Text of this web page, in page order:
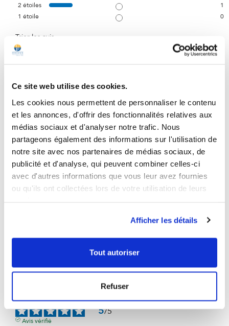
Ce site web utilise des cookies.
Les cookies nous permettent de personnaliser le contenu
et les annonces, d'offrir des fonctionnalités relatives aux
médias sociaux et d'analyser notre trafic. Nous
partageons également des informations sur l'utilisation de
notre site avec nos partenaires de médias sociaux, de
publicité et d'analyse, qui peuvent combiner celles-ci
avec d'autres informations que vous leur avez fournies
ou qu'ils ont collectées lors de votre utilisation de leurs
Afficher les détails
Tout autoriser
Refuser
2 étoiles
1
1 étoile 0
Trier les avis
5/5
Avis vérifié
Bon les effets font sentir sur le long terme donc je ne peux pas
trop dire
Avis du 28/07/2026 , suite à une expérience du 10/06/2026
Philippe
M.
Utile(0) Signaler
5/5
Avis vérifié